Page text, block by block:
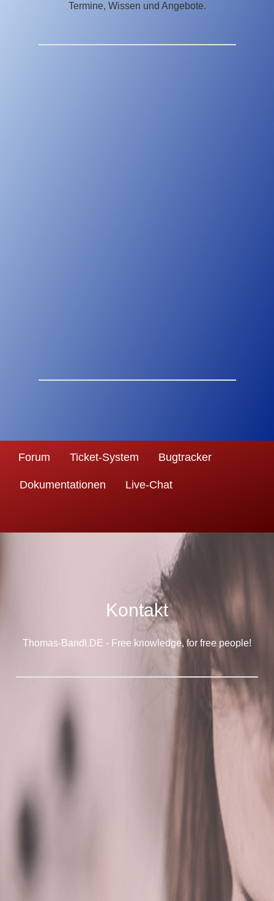
Termine, Wissen und Angebote.
Forum Ticket-System Bugtracker
Dokumentationen Live-Chat
Kontakt
Thomas-Bandl.DE - Free knowledge, for free people!